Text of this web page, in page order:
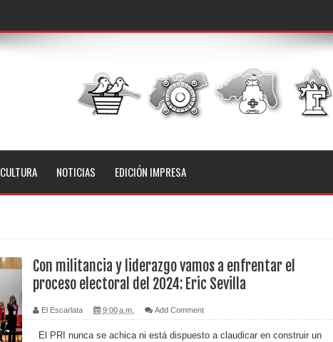
CULTURA NOTICIAS EDICIÓN IMPRESA
Con militancia y liderazgo vamos a enfrentar el
proceso electoral del 2024: Eric Sevilla
El Escarlata 9:00 a.m. Add Comment
El PRI nunca se achica ni está dispuesto a claudicar en construir un